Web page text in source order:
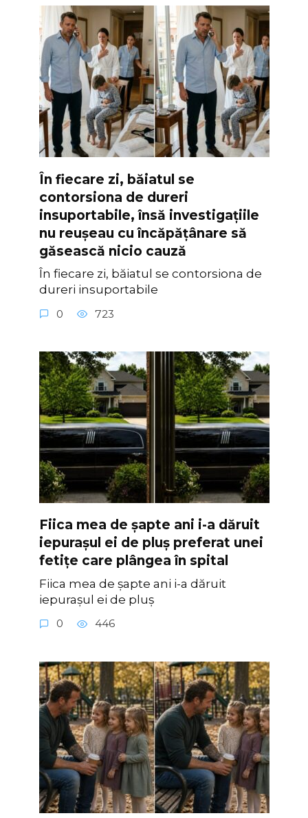
În fiecare zi, băiatul se
contorsiona de dureri
insuportabile, însă investigațiile
nu reușeau cu încăpățânare să
găsească nicio cauză
În fiecare zi, băiatul se contorsiona de
dureri insuportabile
0 723
Fiica mea de șapte ani i-a dăruit
iepurașul ei de pluș preferat unei
fetițe care plângea în spital
Fiica mea de șapte ani i-a dăruit
iepurașul ei de pluș
0 446